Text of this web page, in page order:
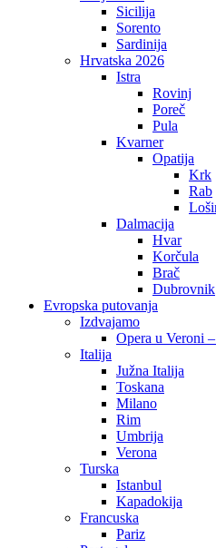
Sicilija
Sorento
Sardinija
Hrvatska 2026
Istra
Rovinj
Poreč
Pula
Kvarner
Opatija
Krk
Rab
Dalmacija
Hvar
Korčula
Brač
Dubrovnik
Evropska putovanja
Izdvajamo
Opera u Veroni
Italija
Južna Italija
Toskana
Milano
Rim
Umbrija
Verona
Turska
Istanbul
Kapadokija
Francuska
Pariz